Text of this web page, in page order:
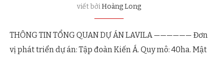
viết bởiHoàng Long
THÔNG TIN TỔNG QUAN DỰ ÁN LAVILA —————— Đơn
vị phát triển dự án: Tập đoàn Kiến Á. Quy mô: 40ha. Mật